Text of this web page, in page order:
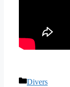
Catégories
Divers